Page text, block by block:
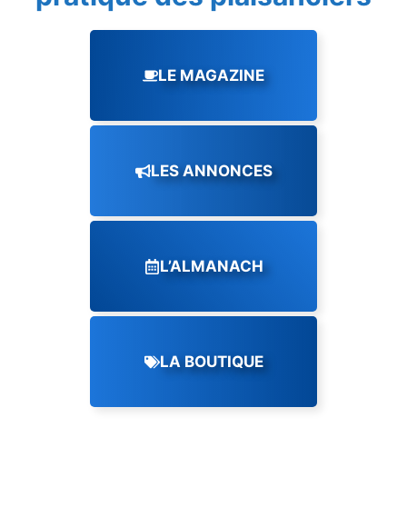
LE MAGAZINE
LES ANNONCES
L’ALMANACH
LA BOUTIQUE